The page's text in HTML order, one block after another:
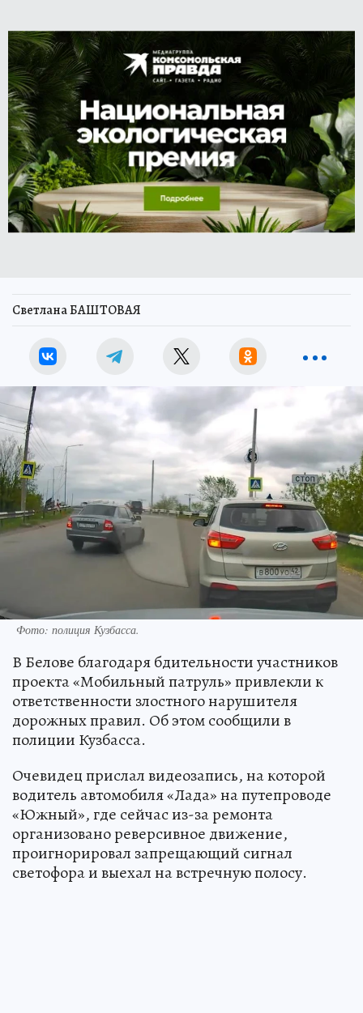
Светлана БАШТОВАЯ
Фото: полиция Кузбасса.
В Белове благодаря бдительности участников
проекта «Мобильный патруль» привлекли к
ответственности злостного нарушителя
дорожных правил. Об этом сообщили в
полиции Кузбасса.
Очевидец прислал видеозапись, на которой
водитель автомобиля «Лада» на путепроводе
«Южный», где сейчас из-за ремонта
организовано реверсивное движение,
проигнорировал запрещающий сигнал
светофора и выехал на встречную полосу.